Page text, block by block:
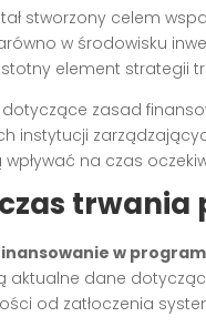
stworzony celem
w środowisku
element strategii
zasad
instytucji
na czas
trwania
w
aktualne dane
od zatłoczenia